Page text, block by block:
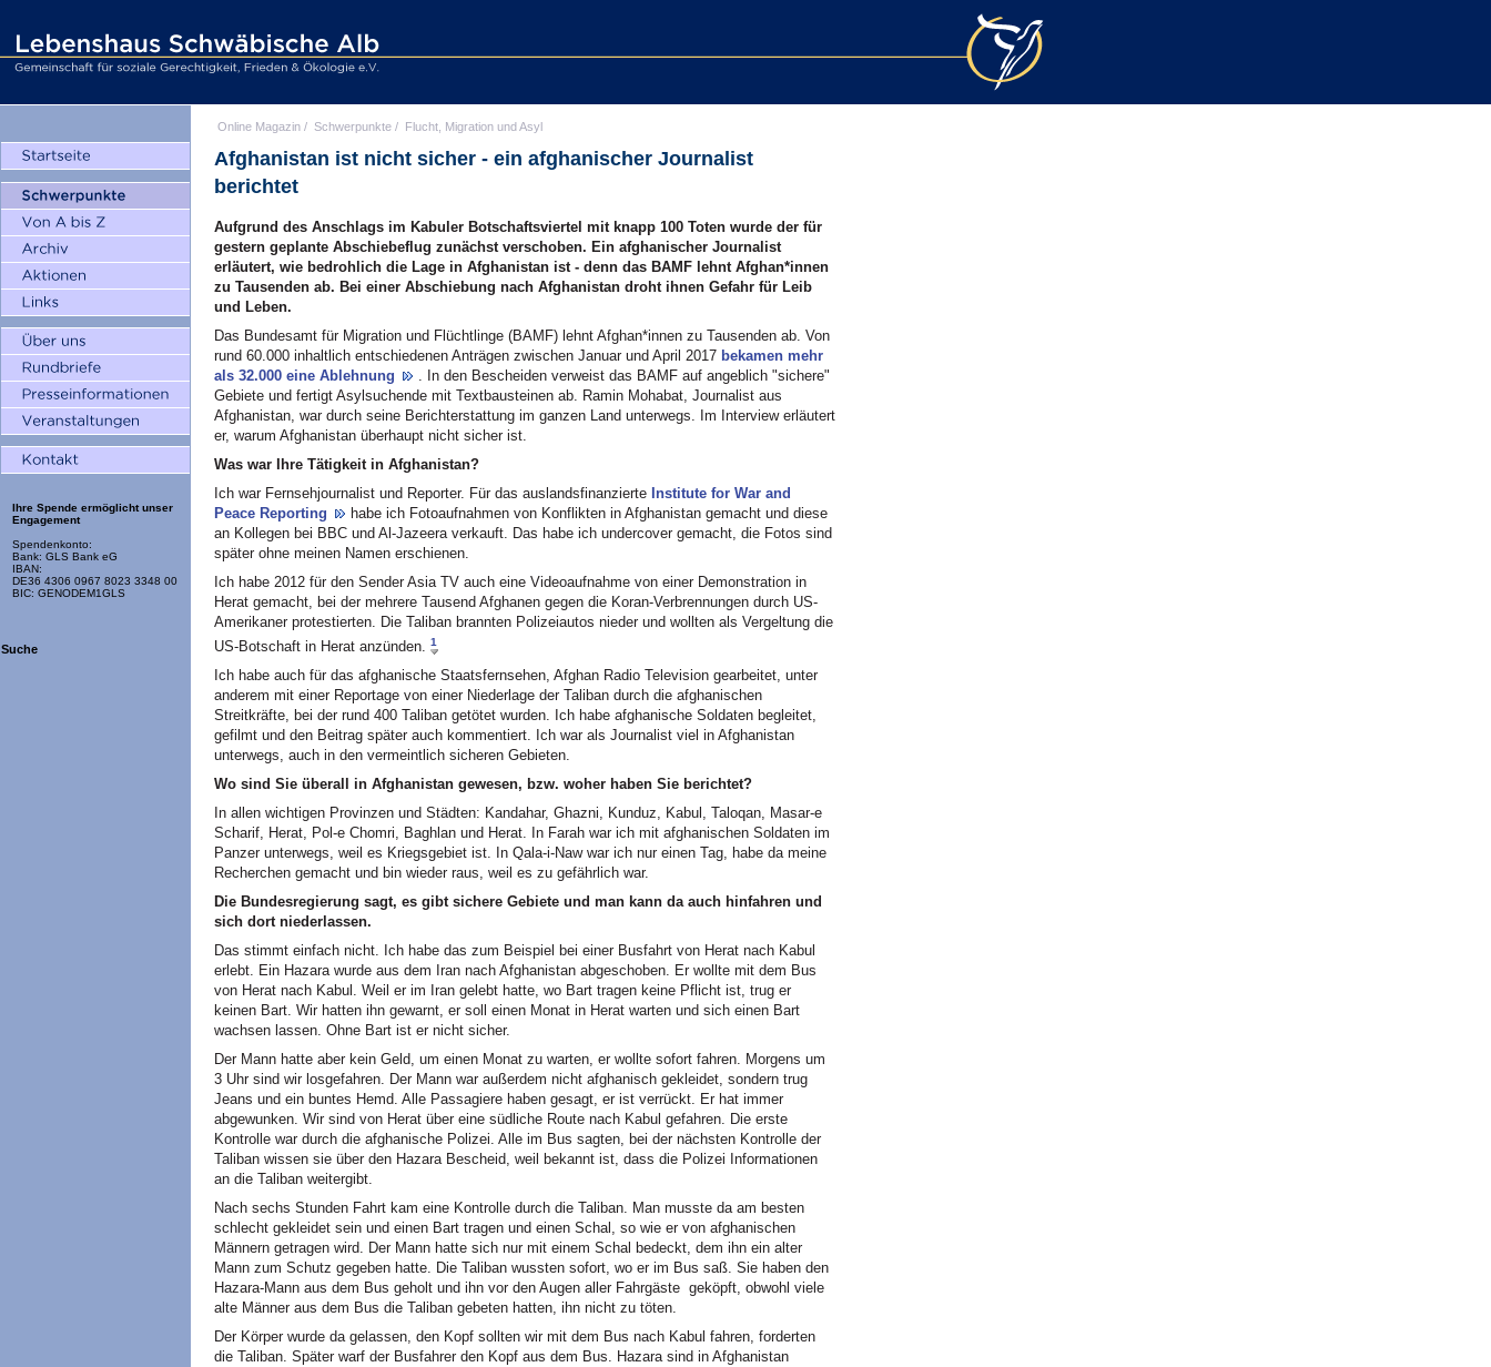
Ihre Spende ermöglicht unser
Engagement
Spendenkonto:
Bank: GLS Bank eG
IBAN:
DE36 4306 0967 8023 3348 00
BIC: GENODEM1GLS
Suche
Online Magazin / Schwerpunkte / Flucht, Migration und Asyl
Afghanistan ist nicht sicher - ein afghanischer Journalist
berichtet
Aufgrund des Anschlags im Kabuler Botschaftsviertel mit knapp 100 Toten wurde der für
gestern geplante Abschiebeflug zunächst verschoben. Ein afghanischer Journalist
erläutert, wie bedrohlich die Lage in Afghanistan ist - denn das BAMF lehnt Afghan*innen
zu Tausenden ab. Bei einer Abschiebung nach Afghanistan droht ihnen Gefahr für Leib
und Leben.
Das Bundesamt für Migration und Flüchtlinge (BAMF) lehnt Afghan*innen zu Tausenden ab. Von
rund 60.000 inhaltlich entschiedenen Anträgen zwischen Januar und April 2017 bekamen mehr
als 32.000 eine Ablehnung
. In den Bescheiden verweist das BAMF auf angeblich "sichere"
Gebiete und fertigt Asylsuchende mit Textbausteinen ab. Ramin Mohabat, Journalist aus
Afghanistan, war durch seine Berichterstattung im ganzen Land unterwegs. Im Interview erläutert
er, warum Afghanistan überhaupt nicht sicher ist.
Was war Ihre Tätigkeit in Afghanistan?
Ich war Fernsehjournalist und Reporter. Für das auslandsfinanzierte Institute for War and
Peace Reporting
habe ich Fotoaufnahmen von Konflikten in Afghanistan gemacht und diese
an Kollegen bei BBC und Al-Jazeera verkauft. Das habe ich undercover gemacht, die Fotos sind
später ohne meinen Namen erschienen.
Ich habe 2012 für den Sender Asia TV auch eine Videoaufnahme von einer Demonstration in
Herat gemacht, bei der mehrere Tausend Afghanen gegen die Koran-Verbrennungen durch US-
Amerikaner protestierten. Die Taliban brannten Polizeiautos nieder und wollten als Vergeltung die
US-Botschaft in Herat anzünden. 1
Ich habe auch für das afghanische Staatsfernsehen, Afghan Radio Television gearbeitet, unter
anderem mit einer Reportage von einer Niederlage der Taliban durch die afghanischen
Streitkräfte, bei der rund 400 Taliban getötet wurden. Ich habe afghanische Soldaten begleitet,
gefilmt und den Beitrag später auch kommentiert. Ich war als Journalist viel in Afghanistan
unterwegs, auch in den vermeintlich sicheren Gebieten.
Wo sind Sie überall in Afghanistan gewesen, bzw. woher haben Sie berichtet?
In allen wichtigen Provinzen und Städten: Kandahar, Ghazni, Kunduz, Kabul, Taloqan, Masar-e
Scharif, Herat, Pol-e Chomri, Baghlan und Herat. In Farah war ich mit afghanischen Soldaten im
Panzer unterwegs, weil es Kriegsgebiet ist. In Qala-i-Naw war ich nur einen Tag, habe da meine
Recherchen gemacht und bin wieder raus, weil es zu gefährlich war.
Die Bundesregierung sagt, es gibt sichere Gebiete und man kann da auch hinfahren und
sich dort niederlassen.
Das stimmt einfach nicht. Ich habe das zum Beispiel bei einer Busfahrt von Herat nach Kabul
erlebt. Ein Hazara wurde aus dem Iran nach Afghanistan abgeschoben. Er wollte mit dem Bus
von Herat nach Kabul. Weil er im Iran gelebt hatte, wo Bart tragen keine Pflicht ist, trug er
keinen Bart. Wir hatten ihn gewarnt, er soll einen Monat in Herat warten und sich einen Bart
wachsen lassen. Ohne Bart ist er nicht sicher.
Der Mann hatte aber kein Geld, um einen Monat zu warten, er wollte sofort fahren. Morgens um
3 Uhr sind wir losgefahren. Der Mann war außerdem nicht afghanisch gekleidet, sondern trug
Jeans und ein buntes Hemd. Alle Passagiere haben gesagt, er ist verrückt. Er hat immer
abgewunken. Wir sind von Herat über eine südliche Route nach Kabul gefahren. Die erste
Kontrolle war durch die afghanische Polizei. Alle im Bus sagten, bei der nächsten Kontrolle der
Taliban wissen sie über den Hazara Bescheid, weil bekannt ist, dass die Polizei Informationen
an die Taliban weitergibt.
Nach sechs Stunden Fahrt kam eine Kontrolle durch die Taliban. Man musste da am besten
schlecht gekleidet sein und einen Bart tragen und einen Schal, so wie er von afghanischen
Männern getragen wird. Der Mann hatte sich nur mit einem Schal bedeckt, dem ihn ein alter
Mann zum Schutz gegeben hatte. Die Taliban wussten sofort, wo er im Bus saß. Sie haben den
Hazara-Mann aus dem Bus geholt und ihn vor den Augen aller Fahrgäste geköpft, obwohl viele
alte Männer aus dem Bus die Taliban gebeten hatten, ihn nicht zu töten.
Der Körper wurde da gelassen, den Kopf sollten wir mit dem Bus nach Kabul fahren, forderten
die Taliban. Später warf der Busfahrer den Kopf aus dem Bus. Hazara sind in Afghanistan